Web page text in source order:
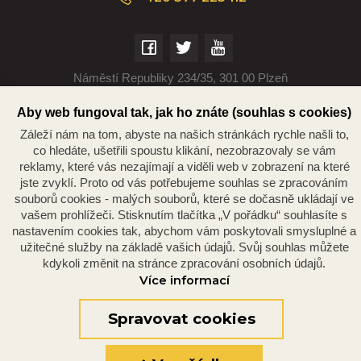
Náměstí Republiky 234/35, 301 00 Plzeň
© 2026 Oficiální stránky Plzeňské diecéze ©dmpCMS
Aby web fungoval tak, jak ho znáte (souhlas s cookies)
Záleží nám na tom, abyste na našich stránkách rychle našli to,
co hledáte, ušetřili spoustu klikání, nezobrazovaly se vám
reklamy, které vás nezajímají a viděli web v zobrazení na které
jste zvyklí. Proto od vás potřebujeme souhlas se zpracováním
souborů cookies - malých souborů, které se dočasně ukládají ve
vašem prohlížeči. Stisknutím tlačítka „V pořádku“ souhlasíte s
nastavením cookies tak, abychom vám poskytovali smysluplné a
užitečné služby na základě vašich údajů. Svůj souhlas můžete
kdykoli změnit na stránce zpracování osobních údajů.
Více informací
Spravovat cookies